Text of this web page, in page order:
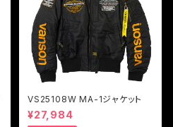
VS25108W MA-1ジャケット
¥27,984